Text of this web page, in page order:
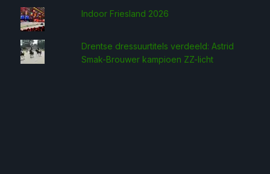
Indoor Friesland 2026
Drentse dressuurtitels verdeeld: Astrid
Smak-Brouwer kampioen ZZ-licht